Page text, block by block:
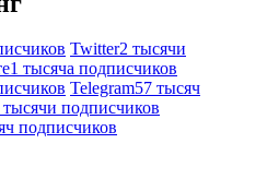
Twitter2 тысячи
1 тысяча подписчиков
Telegram57 тысяч
тысячи подписчиков
подписчиков